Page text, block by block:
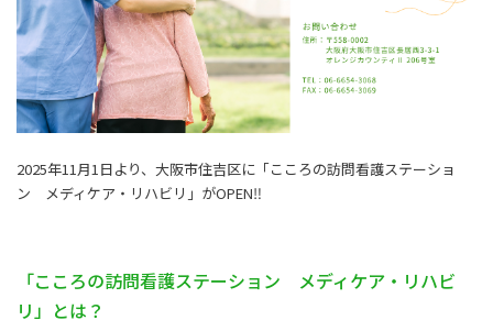
2025年11月1日より、大阪市住吉区に「こころの訪問看護ステーショ
ン メディケア・リハビリ」がOPEN‼
「こころの訪問看護ステーション メディケア・リハビ
リ」とは？